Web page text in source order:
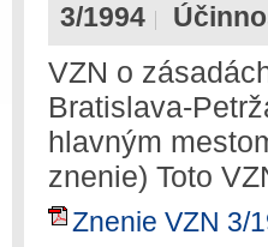
3/1994
VZN o
Bratislava-
hlavným
znenie) Toto
Znenie VZN 3/